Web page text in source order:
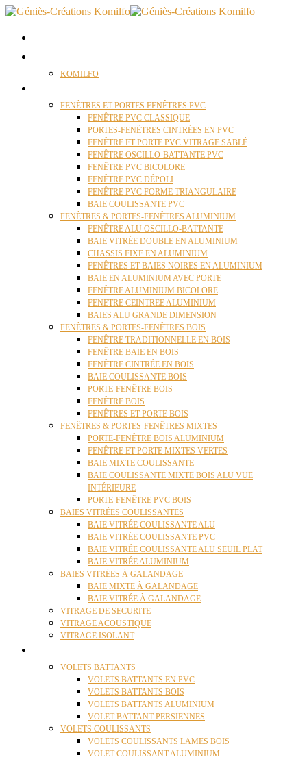
KOMILFO
FENÊTRES ET PORTES FENÊTRES PVC
FENÊTRE PVC CLASSIQUE
PORTES-FENÊTRES CINTRÉES EN PVC
FENÊTRE ET PORTE PVC VITRAGE SABLÉ
FENÊTRE OSCILLO-BATTANTE PVC
FENÊTRE PVC BICOLORE
FENÊTRE PVC DÉPOLI
FENÊTRE PVC FORME TRIANGULAIRE
BAIE COULISSANTE PVC
FENÊTRES & PORTES-FENÊTRES ALUMINIUM
FENÊTRE ALU OSCILLO-BATTANTE
BAIE VITRÉE DOUBLE EN ALUMINIUM
CHASSIS FIXE EN ALUMINIUM
FENÊTRES ET BAIES NOIRES EN ALUMINIUM
BAIE EN ALUMINIUM AVEC PORTE
FENÊTRE ALUMINIUM BICOLORE
FENETRE CEINTREE ALUMINIUM
BAIES ALU GRANDE DIMENSION
FENÊTRES & PORTES-FENÊTRES BOIS
FENÊTRE TRADITIONNELLE EN BOIS
FENÊTRE BAIE EN BOIS
FENÊTRE CINTRÉE EN BOIS
BAIE COULISSANTE BOIS
PORTE-FENÊTRE BOIS
FENÊTRE BOIS
FENÊTRES ET PORTE BOIS
FENÊTRES & PORTES-FENÊTRES MIXTES
PORTE-FENÊTRE BOIS ALUMINIUM
FENÊTRE ET PORTE MIXTES VERTES
BAIE MIXTE COULISSANTE
BAIE COULISSANTE MIXTE BOIS ALU VUE
INTÉRIEURE
PORTE-FENÊTRE PVC BOIS
BAIES VITRÉES COULISSANTES
BAIE VITRÉE COULISSANTE ALU
BAIE VITRÉE COULISSANTE PVC
BAIE VITRÉE COULISSANTE ALU SEUIL PLAT
BAIE VITRÉE ALUMINIUM
BAIES VITRÉES À GALANDAGE
BAIE MIXTE À GALANDAGE
BAIE VITRÉE À GALANDAGE
VITRAGE DE SECURITE
VITRAGE ACOUSTIQUE
VITRAGE ISOLANT
VOLETS BATTANTS
VOLETS BATTANTS EN PVC
VOLETS BATTANTS BOIS
VOLETS BATTANTS ALUMINIUM
VOLET BATTANT PERSIENNES
VOLETS COULISSANTS
VOLETS COULISSANTS LAMES BOIS
VOLET COULISSANT ALUMINIUM